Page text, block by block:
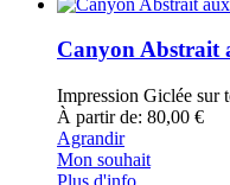
Canyon Abstrait
Impression Giclée sur
À partir de: 80,00 €
Agrandir
Mon souhait